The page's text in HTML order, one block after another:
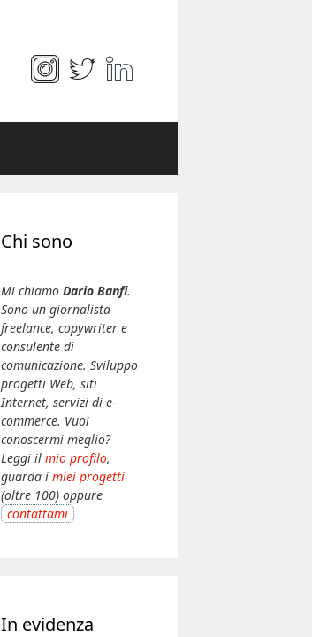
Chi sono
Mi chiamo Dario Banfi.
Sono un giornalista
freelance, copywriter e
consulente di
comunicazione. Sviluppo
progetti Web, siti
Internet, servizi di e-
commerce. Vuoi
conoscermi meglio?
Leggi il mio profilo,
guarda i miei progetti
(oltre 100) oppure
contattami
In evidenza